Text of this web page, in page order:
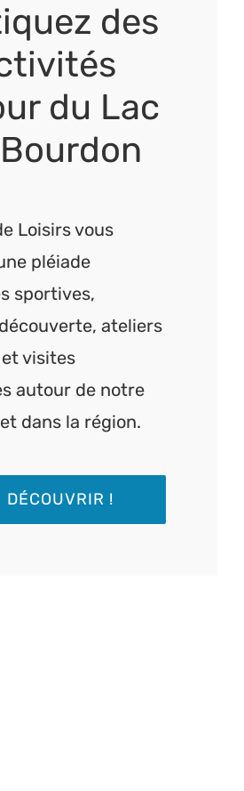
des
du Lac
Loisirs vous
pléiade
sportives,
ateliers
visites
autour de notre
dans la région.
DÉCOUVRIR !